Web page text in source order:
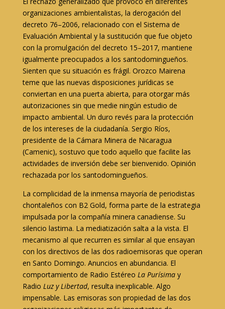
organizaciones ambientalistas, la derogación del
decreto 76–2006, relacionado con el Sistema de
Evaluación Ambiental y la sustitución que fue objeto
con la promulgación del decreto 15–2017, mantiene
igualmente preocupados a los santodomingueños.
Sienten que su situación es frágil. Orozco Mairena
teme que las nuevas disposiciones jurídicas se
conviertan en una puerta abierta, para otorgar más
autorizaciones sin que medie ningún estudio de
impacto ambiental. Un duro revés para la protección
de los intereses de la ciudadanía. Sergio Ríos,
presidente de la Cámara Minera de Nicaragua
(Camenic), sostuvo que todo aquello que facilite las
actividades de inversión debe ser bienvenido. Opinión
rechazada por los santodomingueños.
La complicidad de la inmensa mayoría de periodistas
chontaleños con B2 Gold, forma parte de la estrategia
impulsada por la compañía minera canadiense. Su
silencio lastima. La mediatización salta a la vista. El
mecanismo al que recurren es similar al que ensayan
con los directivos de las dos radioemisoras que operan
en Santo Domingo. Anuncios en abundancia. El
comportamiento de Radio Estéreo La Purísimay
Radio Luz y Libertad, resulta inexplicable. Algo
impensable. Las emisoras son propiedad de las dos